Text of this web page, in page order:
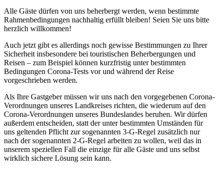
Alle Gäste dürfen von uns beherbergt werden, wenn bestimmte
Rahmenbedingungen nachhaltig erfüllt bleiben! Seien Sie uns bitte
herzlich willkommen!
Auch jetzt gibt es allerdings noch gewisse Bestimmungen zu Ihrer
Sicherheit insbesondere bei touristischen Beherbergungen und
Reisen – zum Beispiel können kurzfristig unter bestimmten
Bedingungen Corona-Tests vor und während der Reise
vorgeschrieben werden.
Als Ihre Gastgeber müssen wir uns nach den vorgegebenen Corona-
Verordnungen unseres Landkreises richten, die wiederum auf den
Corona-Verordnungen unseres Bundeslandes beruhen. Wir dürfen
außerdem entscheiden, statt der unter bestimmten Umständen für
uns geltenden Pflicht zur sogenannten 3-G-Regel zusätzlich nur
nach der sogenannten 2-G-Regel arbeiten zu wollen, weil das in
unserem speziellen Fall die einzige für alle Gäste und uns selbst
wirklich sichere Lösung sein kann.